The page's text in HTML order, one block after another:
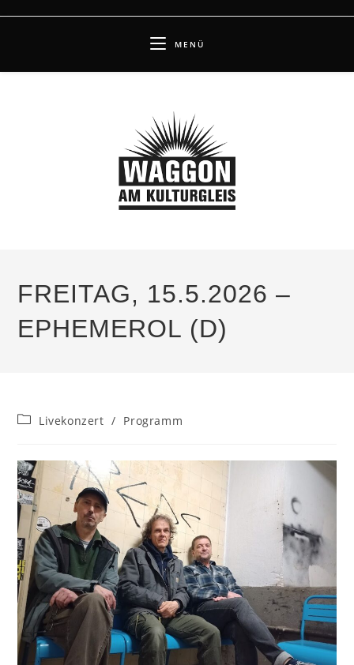
MENÜ
FREITAG, 15.5.2026 –
EPHEMEROL (D)
Beitrags-
Livekonzert / Programm